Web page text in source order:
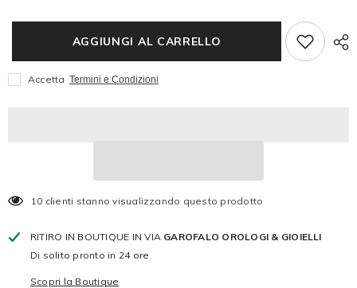
Re
Silver
Ultra
Re
Silver
AGGIUNGI AL CARRELLO
Accetta Termini e Condizioni
10 clienti stanno visualizzando questo prodotto
RITIRO IN BOUTIQUE IN VIA GAROFALO OROLOGI & GIOIELLI
Di solito pronto in 24 ore
Scopri la Boutique